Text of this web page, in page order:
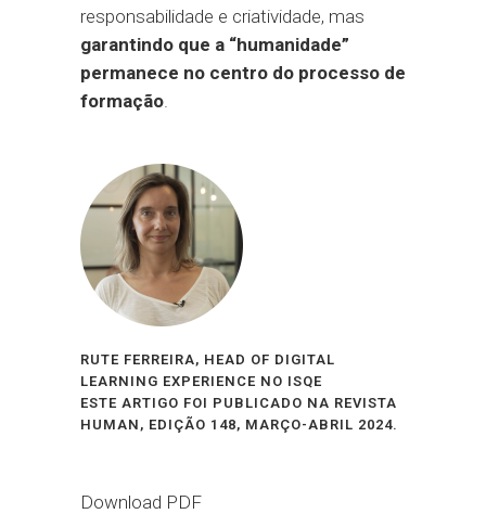
responsabilidade e criatividade, mas
garantindo que a “humanidade”
permanece no centro do processo de
formação.
RUTE FERREIRA, HEAD OF DIGITAL
LEARNING EXPERIENCE NO ISQE
ESTE ARTIGO FOI PUBLICADO NA REVISTA
HUMAN, EDIÇÃO 148, MARÇO-ABRIL 2024.
Download PDF